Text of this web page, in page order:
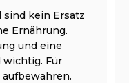
kein Ersatz
Ernährung.
und eine
wichtig. Für